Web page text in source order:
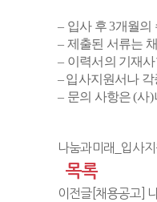
– 입사 후3개월의
– 제출된 서류는
– 이력서의 기재
– 입사지원서나
– 문의 사항은(사)
나눔과미래_입사
목록
이전글[채용공고]